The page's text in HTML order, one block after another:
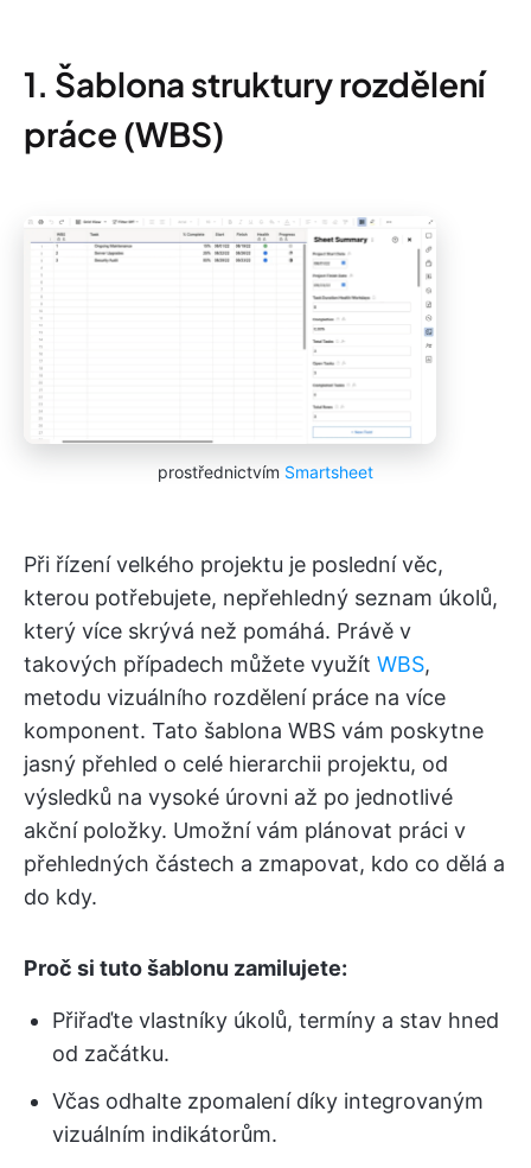
1. Šablona struktury rozdělení
práce (WBS)
prostřednictvím Smartsheet
Při řízení velkého projektu je poslední věc,
kterou potřebujete, nepřehledný seznam úkolů,
který více skrývá než pomáhá. Právě v
takových případech můžete využít WBS,
metodu vizuálního rozdělení práce na více
komponent. Tato šablona WBS vám poskytne
jasný přehled o celé hierarchii projektu, od
výsledků na vysoké úrovni až po jednotlivé
akční položky. Umožní vám plánovat práci v
přehledných částech a zmapovat, kdo co dělá a
do kdy.
Proč si tuto šablonu zamilujete:
Přiřaďte vlastníky úkolů, termíny a stav hned
od začátku.
Včas odhalte zpomalení díky integrovaným
vizuálním indikátorům.